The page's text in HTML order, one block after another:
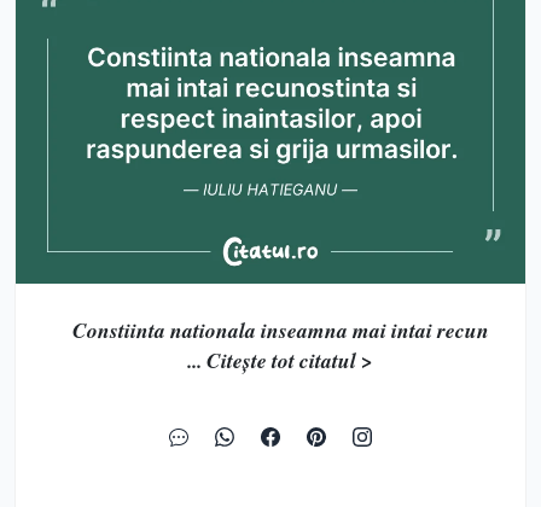
Constiinta nationala inseamna mai intai recun
... Citește tot citatul >